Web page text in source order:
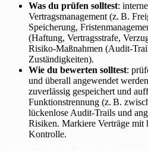
Was du prüfen solltest:
Vertragsmanagement (z. B.
Speicherung,
(Haftung, Vertragsstrafe,
Risiko-Maßnahmen (Audit-
Zuständigkeiten).
Wie du bewerten solltest:
und überall angewendet
zuverlässig gespeichert und
Funktionstrennung (z. B.
lückenlose Audit-Trails und
Risiken. Markiere Verträge mit
Kontrolle.